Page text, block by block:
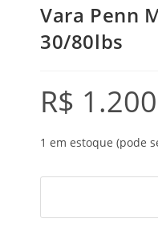
Vara Penn
30/80lbs
R$
1 em estoque (pode